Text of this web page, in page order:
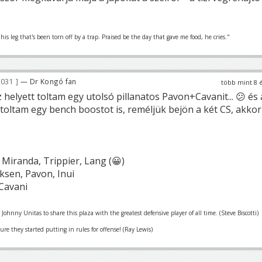
leg that's been torn off by a trap. Praised be the day that gave me food, he cries."
több mint 8
— Dr Kongó fan
helyett toltam egy utolsó pillanatos Pavon+Cavanit... 😕 és
egy bench boostot is, reméljük bejön a két CS, akkor
Trippier, Lang (😀)
Pavon, Inui
Unitas to share this plaza with the greatest defensive player of all time. (Steve Biscotti)
they started putting in rules for offense! (Ray Lewis)